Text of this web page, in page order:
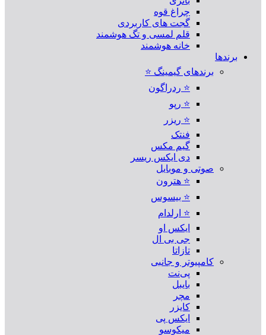
چراغ قوه
گجت های کاربردی
قلم لمسی و تگ هوشمند
خانه هوشمند
برندها
برندهای گیمینگ ⭐
⭐ ردراگون
⭐ رپو
⭐ ریزر
فنتک
گیم مکس
دی ایکس ریسر
صوتی و موبایل
⭐ هترون
⭐ بیسوس
⭐ ارلدام
ایکس او
جی بی ال
تازاتا
کامپیوتر و جانبی
پی‌نت
بایبل
مچر
کایزر
ایکس پی
میکوسو